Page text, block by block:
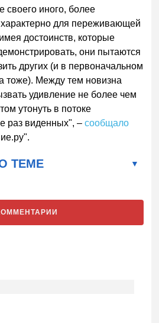
своего иного, более
характерно для переживающей
достоинств, которые
они пытаются
других (и в первоначальном
тоже). Между тем новизна
удивление не более чем
утонуть в потоке
раз виденных", –сообщало
ТЕМЕ